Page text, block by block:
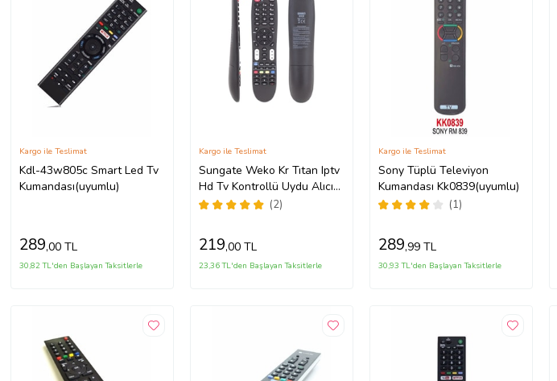
Kdl-43w805c Smart Led Tv
Kumandası(uyumlu)
Kargo ile Teslimat
289,00 TL
30,82 TL'den Başlayan Taksitlerle
Sungate Weko Kr Tıtan Iptv
Hd Tv Kontrollü Uydu Alıcı
Kumandası 520381(uyumlu)
(2)
Kargo ile Teslimat
219,00 TL
23,36 TL'den Başlayan Taksitlerle
Sony Tüplü Televiyon
Kumandası Kk0839(uyumlu)
(1)
Kargo ile Teslimat
289,99 TL
30,93 TL'den Başlayan Taksitlerle